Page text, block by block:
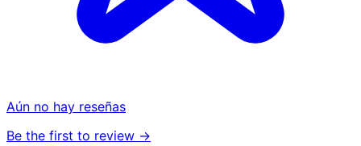
Aún no hay reseñas
Be the first to review →